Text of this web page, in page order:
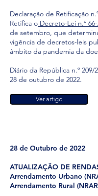
Declaração de Retificação
Retifica o Decreto-Lei n.º
de setembro, que
vigência de decretos-leis
âmbito da pandemia da
Diário da República n.º 209/
28 de outubro de 2022.
Ver artigo
28 de Outubro de 2022
ATUALIZAÇÃO DE
Arrendamento Urbano
Arrendamento Rural